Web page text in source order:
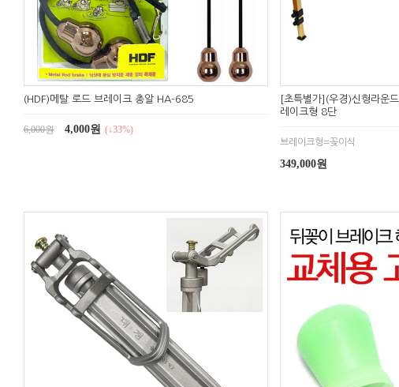
(HDF)메탈 로드 브레이크 총알 HA-685
6,000원 4,000원 (↓33%)
[초특별가](우경)신형라운
레이크형 8단
브레이크형=꽂이식
349,000원